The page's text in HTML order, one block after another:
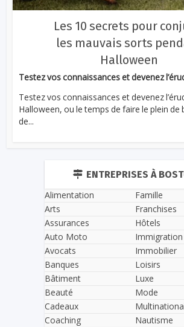
Les 10 secrets pour
les mauvais sorts
Halloween
Testez vos connaissances et devenez
Testez vos connaissances et devenez
Halloween, ou le temps de faire le plein de
de...
ENTREPRISES À
Alimentation
Arts
Assurances
Auto Moto
Avocats
Banques
Bâtiment
Beauté
Cadeaux
Coaching
Famille
Franchises
Hôtels
Immigration
Immobilier
Loisirs
Luxe
Mode
Nautisme